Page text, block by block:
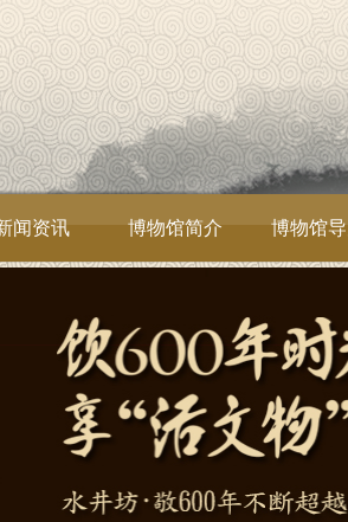
闻资讯 博物馆简介 博物馆